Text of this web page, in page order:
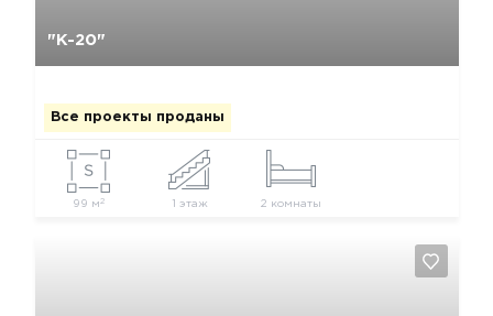
"К-20"
Все проекты проданы
99 м 2 1 этаж 2 комнаты